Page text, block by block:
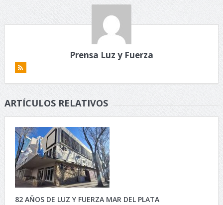
Prensa Luz y Fuerza
ARTÍCULOS RELATIVOS
82 AÑOS DE LUZ Y FUERZA MAR DEL PLATA